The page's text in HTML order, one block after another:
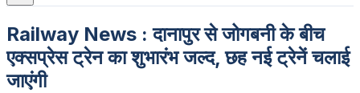
Railway News : दानापुर से जोगबनी के बीच
एक्सप्रेस ट्रेन का शुभारंभ जल्द, छह नई ट्रेनें चलाई
जाएंगी